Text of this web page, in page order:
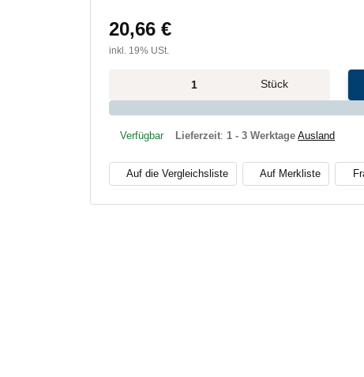
20,66 €
inkl. 19% USt.
Stück
x
Verfügbar Lieferzeit:1 - 3 Werktage Ausland
Auf die Vergleichsliste Auf Merkliste